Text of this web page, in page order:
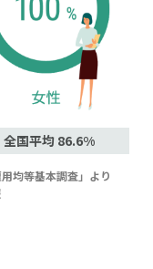
全国平均 86.6%
用均等基本調査」より